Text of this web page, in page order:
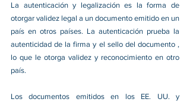
La autenticación y legalización es la forma de
otorgar validez legal a un documento emitido en un
país en otros países. La autenticación prueba la
autenticidad de la firma y el sello del documento ,
lo que le otorga validez y reconocimiento en otro
país.
Los documentos emitidos en los EE. UU. y